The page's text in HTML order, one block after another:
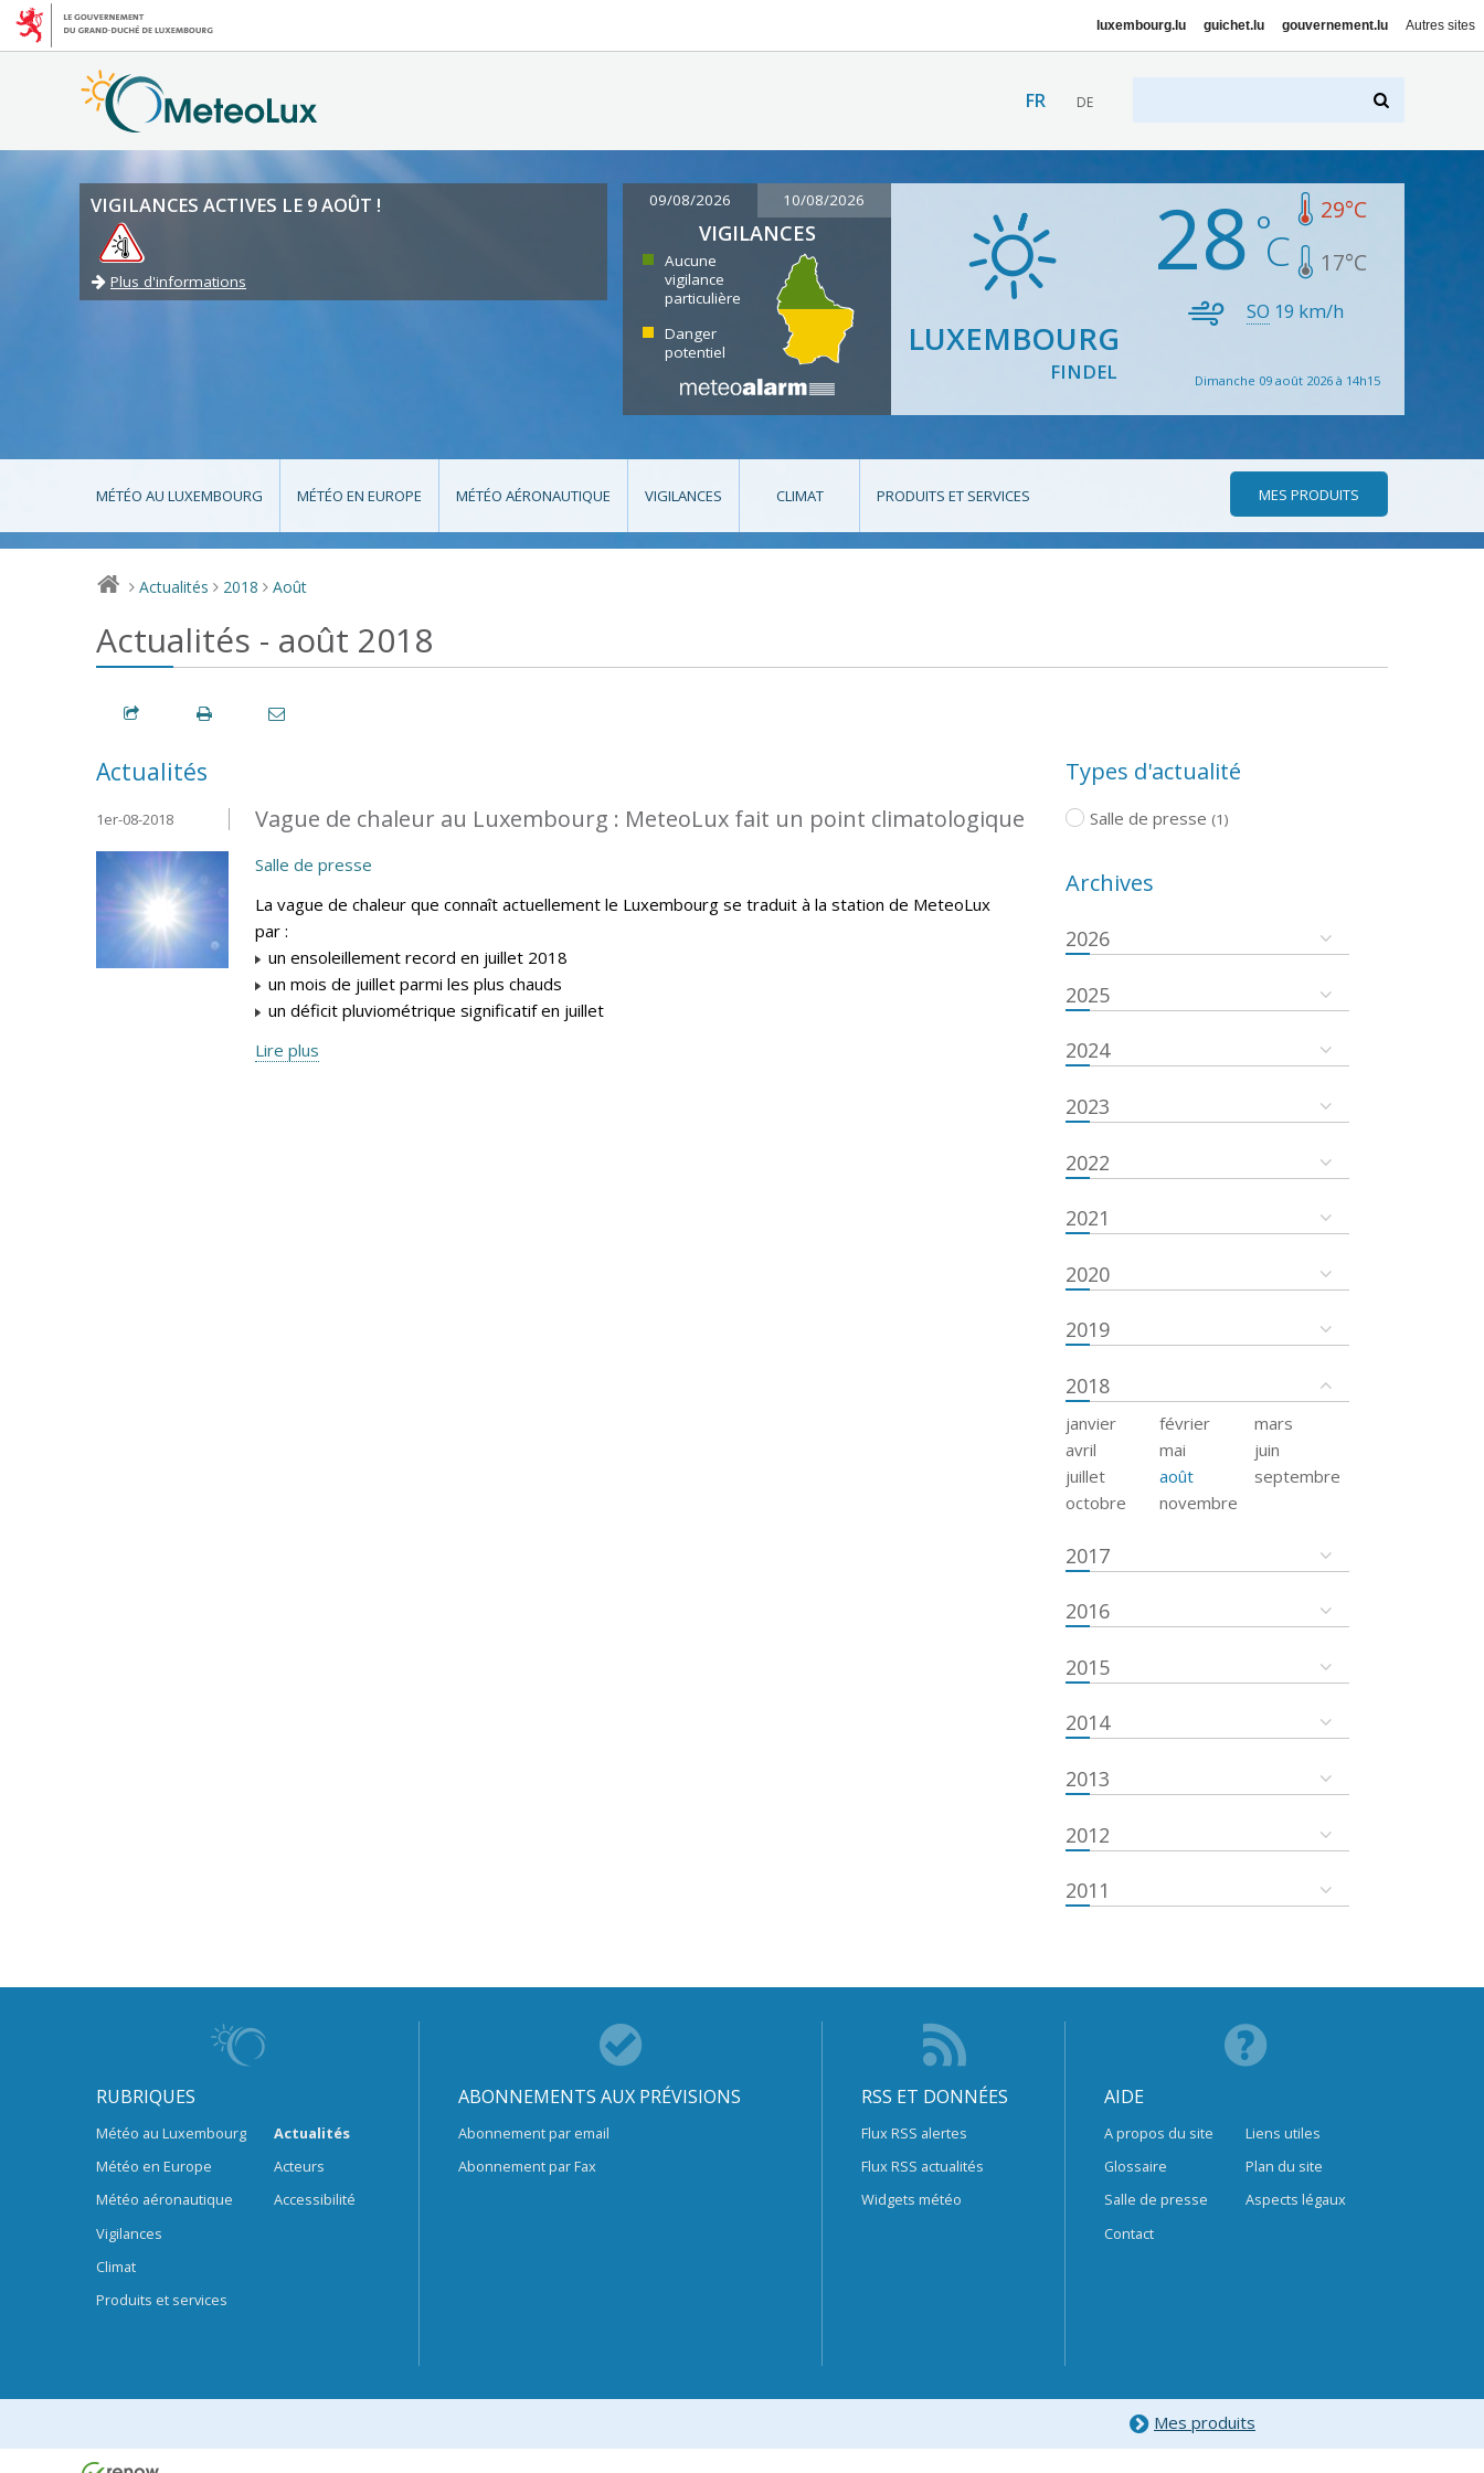
luxembourg.lu guichet.lu gouvernement.lu Autres sites
FR DE
VIGILANCES ACTIVES LE 9 AOÛT !
Plus d'informations
09/08/2026 10/08/2026
VIGILANCES
Aucune
vigilance
particulière
Danger
potentiel
LUXEMBOURG
FINDEL
28 29°C
17°C
SO 19 km/h
Dimanche 09 août 2026 à 14h15
MÉTÉO AU LUXEMBOURG MÉTÉO EN EUROPE MÉTÉO AÉRONAUTIQUE VIGILANCES CLIMAT PRODUITS ET SERVICES MES PRODUITS
> Actualités > 2018 > Août
Actualités - août 2018
Actualités
Vague de chaleur au Luxembourg : MeteoLux fait un point climatologique
1er-08-2018
Salle de presse
La vague de chaleur que connaît actuellement le Luxembourg se traduit à la station de MeteoLux
par :
un ensoleillement record en juillet 2018
un mois de juillet parmi les plus chauds
un déficit pluviométrique significatif en juillet
Lire plus
Types d'actualité
Salle de presse (1)
Archives
2026
2025
2024
2023
2022
2021
2020
2019
2018
janvier février
mars
avril
mai
juin
juillet
août
septembre
octobre
novembre
2017
2016
2015
2014
2013
2012
2011
RUBRIQUES
Météo au Luxembourg
Météo en Europe
Météo aéronautique
Vigilances
Climat
Produits et services
Actualités
Acteurs
Accessibilité
ABONNEMENTS AUX PRÉVISIONS
Abonnement par email
Abonnement par Fax
RSS ET DONNÉES
Flux RSS alertes
Flux RSS actualités
Widgets météo
AIDE
A propos du site
Glossaire
Salle de presse
Contact
Liens utiles
Plan du site
Aspects légaux
Mes produits